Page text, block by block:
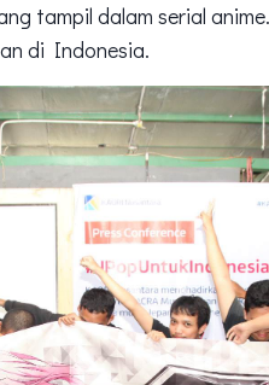
tampil dalam serial
di Indonesia.